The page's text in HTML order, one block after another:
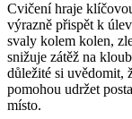
Cvičení hraje
výrazně přispět k
svaly kolem kolen,
snižuje zátěž na
důležité si uvědomit,
pomohou udržet
místo.